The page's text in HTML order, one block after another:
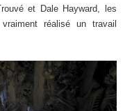
et Dale Hayward, les
réalisé un travail